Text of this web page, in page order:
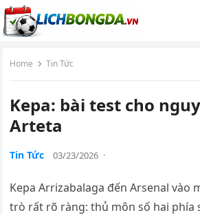
Home Tin Tức
Kepa: bài test cho
Arteta
Tin Tức 03/23/2026 ·
Kepa Arrizabalaga đến Arsenal vào
trò rất rõ ràng: thủ môn số hai phía